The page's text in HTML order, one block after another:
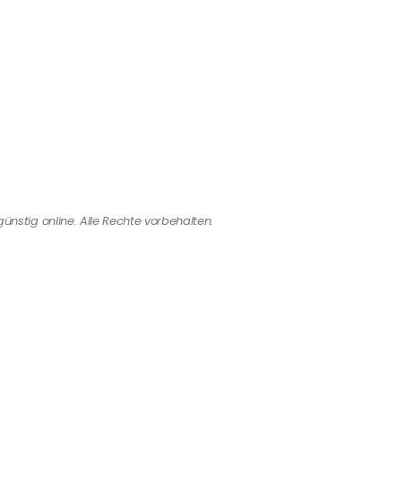
online. Alle Rechte vorbehalten.